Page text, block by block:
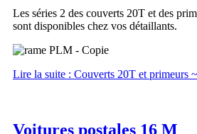
Les séries 2 des couverts 20T et des
sont disponibles chez vos détaillants.
Lire la suite : Couverts 20T et primeurs
Voitures postales 16 M